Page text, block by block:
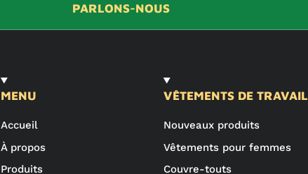
PARLONS-NOUS
MENU
Accueil
À propos
Produits
VÊTEMENTS DE TRAVAIL
Nouveaux produits
Vêtements pour femmes
Couvre-touts